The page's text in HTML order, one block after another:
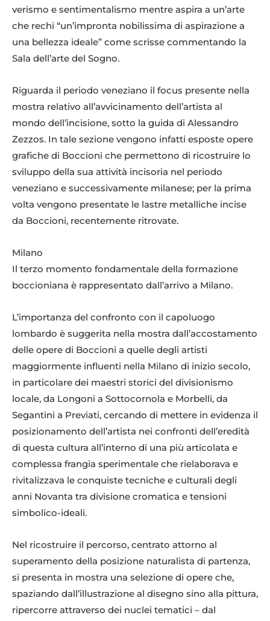
verismo e sentimentalismo mentre aspira a un’arte
che rechi “un’impronta nobilissima di aspirazione a
una bellezza ideale” come scrisse commentando la
Sala dell’arte del Sogno.
Riguarda il periodo veneziano il focus presente nella
mostra relativo all’avvicinamento dell’artista al
mondo dell’incisione, sotto la guida di Alessandro
Zezzos. In tale sezione vengono infatti esposte opere
grafiche di Boccioni che permettono di ricostruire lo
sviluppo della sua attività incisoria nel periodo
veneziano e successivamente milanese; per la prima
volta vengono presentate le lastre metalliche incise
da Boccioni, recentemente ritrovate.
Milano
Il terzo momento fondamentale della formazione
boccioniana è rappresentato dall’arrivo a Milano.
L’importanza del confronto con il capoluogo
lombardo è suggerita nella mostra dall’accostamento
delle opere di Boccioni a quelle degli artisti
maggiormente influenti nella Milano di inizio secolo,
in particolare dei maestri storici del divisionismo
locale, da Longoni a Sottocornola e Morbelli, da
Segantini a Previati, cercando di mettere in evidenza il
posizionamento dell’artista nei confronti dell’eredità
di questa cultura all’interno di una più articolata e
complessa frangia sperimentale che rielaborava e
rivitalizzava le conquiste tecniche e culturali degli
anni Novanta tra divisione cromatica e tensioni
simbolico-ideali.
Nel ricostruire il percorso, centrato attorno al
superamento della posizione naturalista di partenza,
si presenta in mostra una selezione di opere che,
spaziando dall’illustrazione al disegno sino alla pittura,
ripercorre attraverso dei nuclei tematici – dal